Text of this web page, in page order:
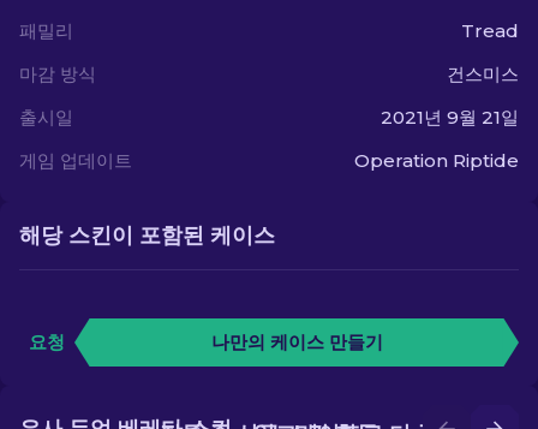
패밀리
Tread
마감 방식
건스미스
출시일
2021년 9월 21일
게임 업데이트
Operation Riptide
해당 스킨이 포함된 케이스
요청 나만의 케이스 만들기